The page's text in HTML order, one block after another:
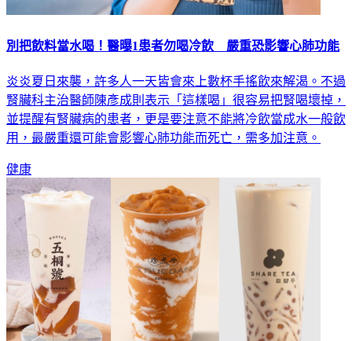
別把飲料當水喝！醫曝1患者勿喝冷飲 嚴重恐影響心肺功能
炎炎夏日來襲，許多人一天皆會來上數杯手搖飲來解渴。不過
腎臟科主治醫師陳彥成則表示「這樣喝」很容易把腎喝壞掉，
並提醒有腎臟病的患者，更是要注意不能將冷飲當成水一般飲
用，最嚴重還可能會影響心肺功能而死亡，需多加注意。
健康